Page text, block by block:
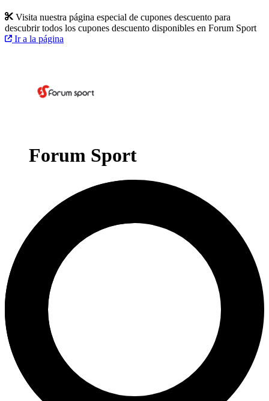
Visita nuestra página especial de cupones descuento para
descubrir todos los cupones descuento disponibles en Forum Sport
Ir a la página
Forum Sport